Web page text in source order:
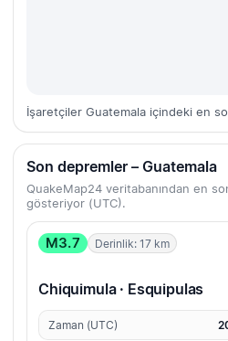
İşaretçiler Guatemala içindeki en
Son depremler – Guatemala
QuakeMap24 veritabanından en
gösteriyor (UTC).
M3.7 Derinlik: 17 km
Chiquimula · Esquipulas
Zaman (UTC)